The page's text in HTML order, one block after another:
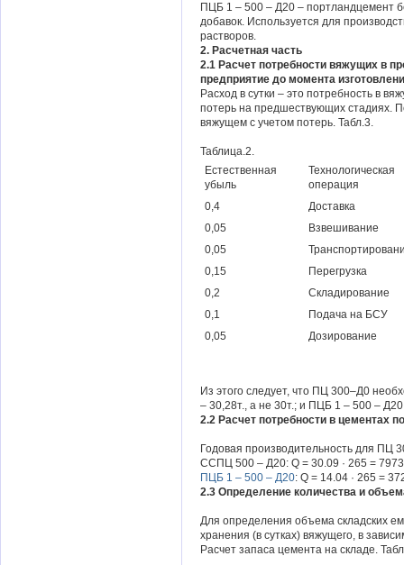
ПЦБ 1 – 500 – Д20 – портландцемент
добавок. Используется для
растворов.
2. Расчетная часть
2.1 Расчет потребности вяжущих в
предприятие до момента
Расход в сутки – это потребность в
потерь на предшествующих стадиях.
вяжущем с учетом потерь. Табл.3.
Таблица.2.
Естественная
убыль
Технологическая
операция
0,4
Доставка
0,05
Взвешивание
0,05
0,15
Перегрузка
0,2
Складирование
0,1
Подача на БСУ
0,05
Дозирование
Из этого следует, что ПЦ 300–Д0
– 30,28т., а не 30т.; и ПЦБ 1 – 500 – Д20
2.2 Расчет потребности в цементах
Годовая производительность для ПЦ
ССПЦ 500 – Д20: Q = 30.09 · 265 =
ПЦБ 1 – 500 – Д20: Q = 14.04 · 265 =
2.3 Определение количества и
Для определения объема складских
хранения (в сутках) вяжущего, в
Расчет запаса цемента на складе.